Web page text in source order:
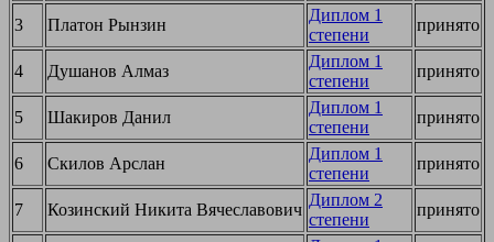
3 Платон Рынзин
Диплом 1
степени
принято
4 Душанов Алмаз
Диплом 1
степени
принято
5 Шакиров Данил
Диплом 1
степени
принято
6 Скилов Арслан
Диплом 1
степени
принято
7 Козинский Никита Вячеславович
Диплом 2
степени
принято